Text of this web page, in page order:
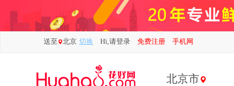
送至 北京 切换 Hi,请登录 免费注册 手机网
北京市